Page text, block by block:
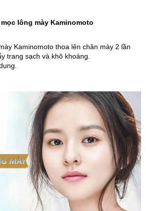
lông mày Kaminomoto
Kaminomoto thoa lên chân mày 2 lần
trang sạch và khô khoáng.